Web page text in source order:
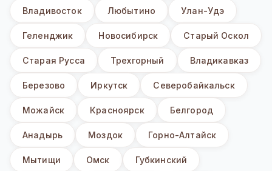
Владивосток Любытино Улан-Удэ
Геленджик Новосибирск Старый Оскол
Старая Русса Трехгорный Владикавказ
Березово Иркутск Северобайкальск
Можайск Красноярск Белгород
Анадырь Моздок Горно-Алтайск
Мытищи Омск Губкинский